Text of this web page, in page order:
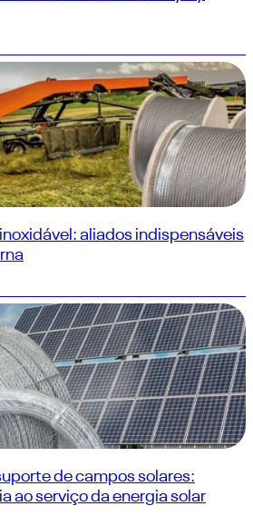
aliados indispensáveis
de campos solares:
ao serviço da energia solar